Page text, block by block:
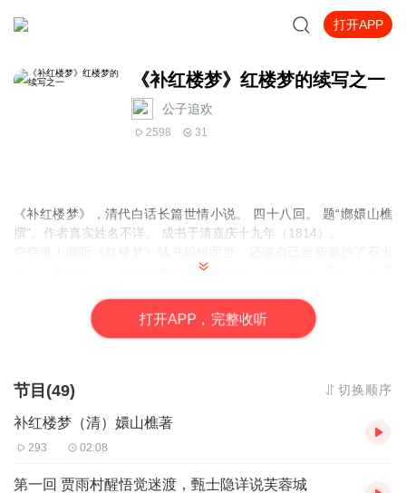
打开APP
《补红楼梦》红楼梦的续写之一
公子追欢
2598 31
《补红楼梦》，清代白话长篇世情小说。 四十八回。 题“嫏嬛山樵
撰”。作者真实姓名不详。 成书于清嘉庆十九年 （1814）。
之字。索观之后，发觉种种续书纰缪百出，怪诞不经，断非石上原
石头底下尚有一段文字，当日未曾抄录，遂又抄以传世。
打开APP，完整收听
节目(49) 切换顺序
补红楼梦（清）嬛山樵著
293 02:08
第一回 贾雨村醒悟觉迷渡，甄士隐详说芙蓉城